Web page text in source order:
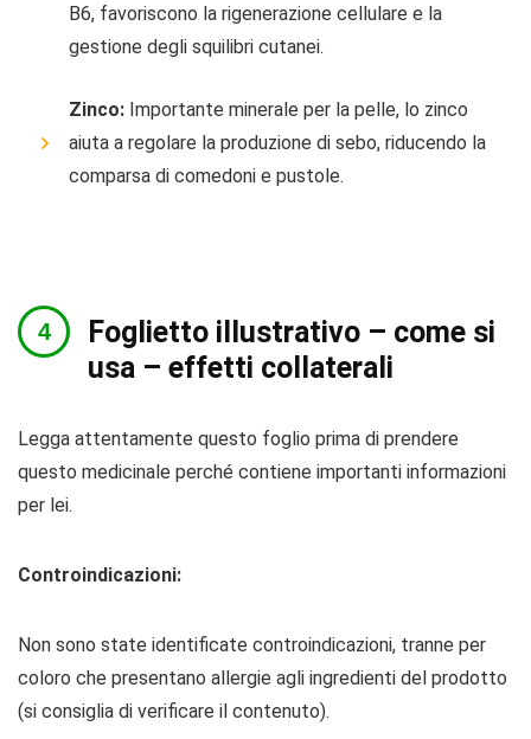
B6, favoriscono la rigenerazione cellulare e la
gestione degli squilibri cutanei.
Zinco: Importante minerale per la pelle, lo zinco
aiuta a regolare la produzione di sebo, riducendo la
comparsa di comedoni e pustole.
Foglietto illustrativo – come si
usa – effetti collaterali
Legga attentamente questo foglio prima di prendere
questo medicinale perché contiene importanti informazioni
per lei.
Controindicazioni:
Non sono state identificate controindicazioni, tranne per
coloro che presentano allergie agli ingredienti del prodotto
(si consiglia di verificare il contenuto).